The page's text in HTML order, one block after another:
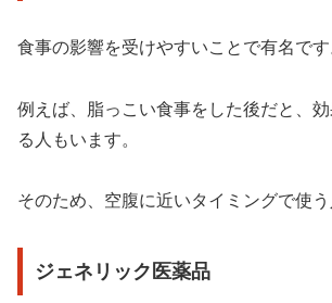
食事の影響を受けやすいことで有名です
例えば、脂っこい食事をした後だと、
る人もいます。
そのため、空腹に近いタイミングで使う
ジェネリック医薬品